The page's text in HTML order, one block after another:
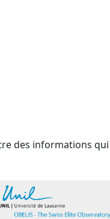
des informations